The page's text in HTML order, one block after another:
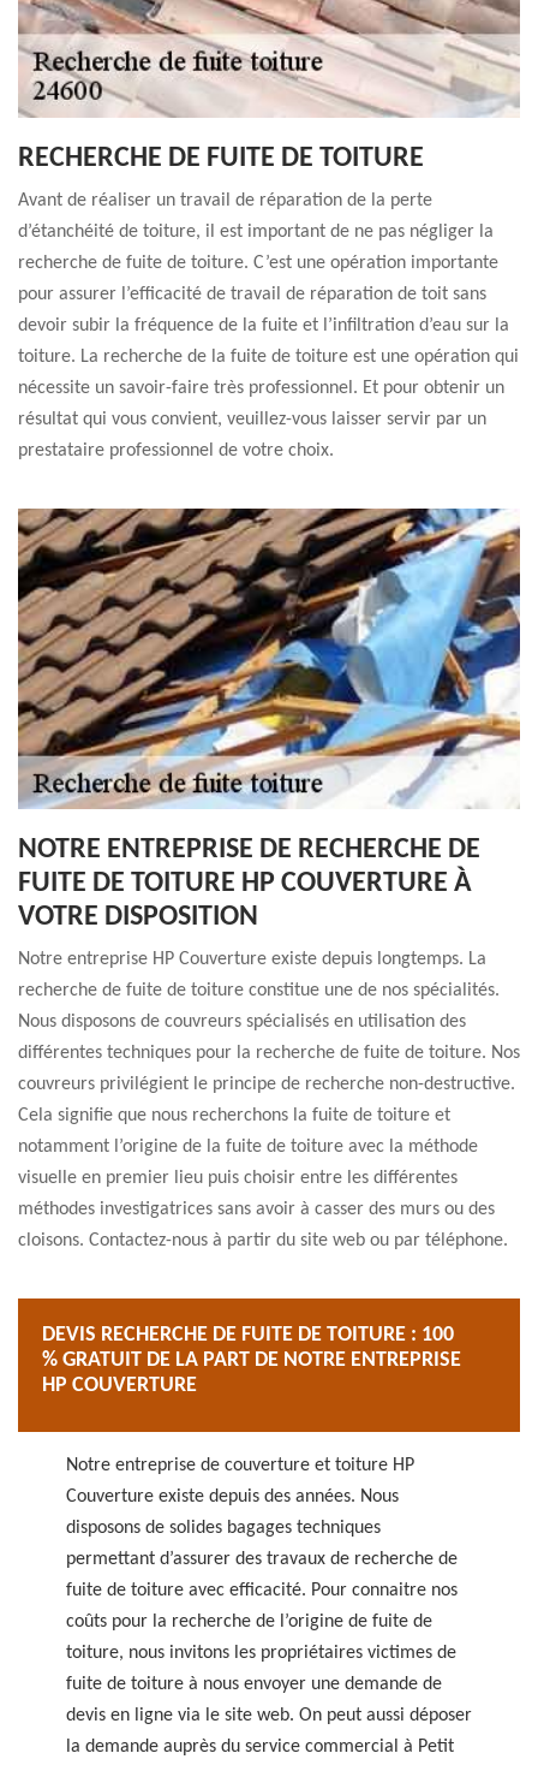
RECHERCHE DE FUITE DE TOITURE
Avant de réaliser un travail de réparation de la perte
d’étanchéité de toiture, il est important de ne pas négliger la
recherche de fuite de toiture. C’est une opération importante
pour assurer l’efficacité de travail de réparation de toit sans
devoir subir la fréquence de la fuite et l’infiltration d’eau sur la
toiture. La recherche de la fuite de toiture est une opération qui
nécessite un savoir-faire très professionnel. Et pour obtenir un
résultat qui vous convient, veuillez-vous laisser servir par un
prestataire professionnel de votre choix.
NOTRE ENTREPRISE DE RECHERCHE DE
FUITE DE TOITURE HP COUVERTURE À
VOTRE DISPOSITION
Notre entreprise HP Couverture existe depuis longtemps. La
recherche de fuite de toiture constitue une de nos spécialités.
Nous disposons de couvreurs spécialisés en utilisation des
différentes techniques pour la recherche de fuite de toiture. Nos
couvreurs privilégient le principe de recherche non-destructive.
Cela signifie que nous recherchons la fuite de toiture et
notamment l’origine de la fuite de toiture avec la méthode
visuelle en premier lieu puis choisir entre les différentes
méthodes investigatrices sans avoir à casser des murs ou des
cloisons. Contactez-nous à partir du site web ou par téléphone.
DEVIS RECHERCHE DE FUITE DE TOITURE : 100
% GRATUIT DE LA PART DE NOTRE ENTREPRISE
HP COUVERTURE
Notre entreprise de couverture et toiture HP
Couverture existe depuis des années. Nous
disposons de solides bagages techniques
permettant d’assurer des travaux de recherche de
fuite de toiture avec efficacité. Pour connaitre nos
coûts pour la recherche de l’origine de fuite de
toiture, nous invitons les propriétaires victimes de
fuite de toiture à nous envoyer une demande de
devis en ligne via le site web. On peut aussi déposer
la demande auprès du service commercial à Petit